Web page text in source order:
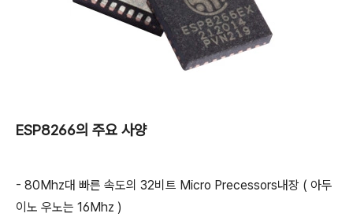
ESP8266의 주요 사양
- 80Mhz대 빠른 속도의 32비트 Micro Precessors내장 ( 아두
이노 우노는 16Mhz )